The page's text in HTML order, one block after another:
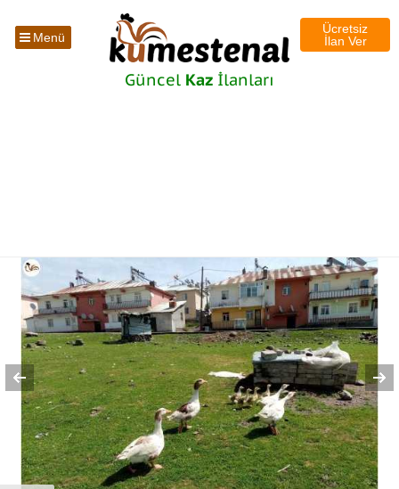
Menü
Ücretsiz
İlan Ver
Güncel Kaz İlanları